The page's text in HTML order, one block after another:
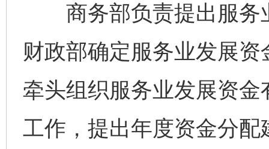
商务部负责提出服务
财政部确定服务业发展
牵头组织服务业发展资
工作，提出年度资金分